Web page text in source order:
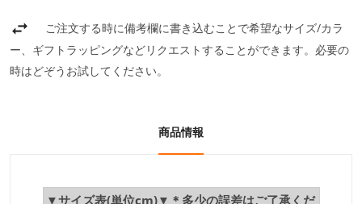
ご注文する時に備考欄に書き込むことで希望なサイズ/カラ
ー、ギフトラッピングなどリクエストすることができます。必要の
時はどぞうお試してください。
商品情報
▼サイズ表(単位cm)▼＊多少の誤差はご了承くだ